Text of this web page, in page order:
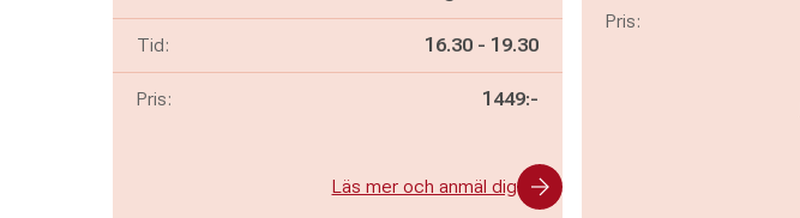
Tid: Pågår mellan
16.30 - och
19.30
Pris: 1449:-
Läs mer och anmäl dig
Pris: